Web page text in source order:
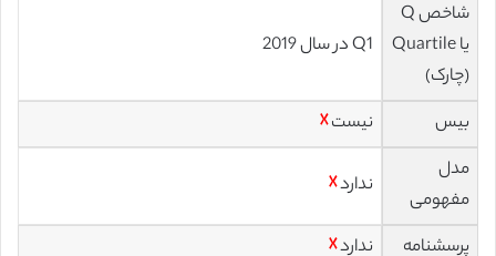
شاخص Q
یا Quartile
(چارک)
Q1 در سال 2019
بیس نیست☓
مدل
مفهومی
ندارد☓
پرسشنامه ندارد☓